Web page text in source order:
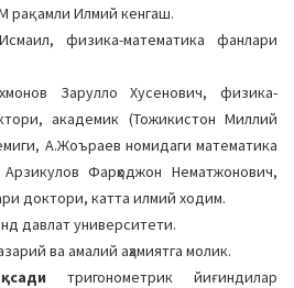
рақамли Илмий кенгаш.
физика-математика фанлари
Зарулло Хусенович, физика-
академик (Тожикистон Миллий
А.Жоъраев номидаги математика
Фарҳоджон Нематжонович,
доктори, катта илмий ходим.
давлат университети.
ва амалий аҳамиятга молик.
тригонометрик йиғиндилар